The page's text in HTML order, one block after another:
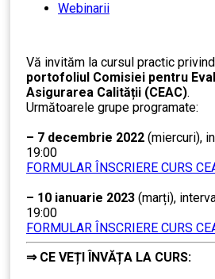
Webinarii
Vă invităm la cursul practic privind
portofoliul Comisiei pentru
Asigurarea Calității (CEAC).
Următoarele grupe programate:
– 7 decembrie 2022 (miercuri),
19:00
FORMULAR ÎNSCRIERE CURS
– 10 ianuarie 2023 (marți),
19:00
FORMULAR ÎNSCRIERE CURS
⇒CE VEȚI ÎNVĂȚA LA CURS: